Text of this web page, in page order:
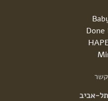
קשר
אביב